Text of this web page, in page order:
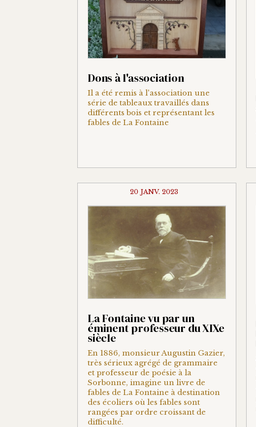
Dons à l'association
Il a été remis à l'association une
série de tableaux travaillés dans
différents bois et représentant les
fables de La Fontaine
20 JANV. 2023
La Fontaine vu par un
éminent professeur du XIXe
siècle
En 1886, monsieur Augustin Gazier,
très sérieux agrégé de grammaire
et professeur de poésie à la
Sorbonne, imagine un livre de
fables de La Fontaine à destination
des écoliers où les fables sont
rangées par ordre croissant de
difficulté.